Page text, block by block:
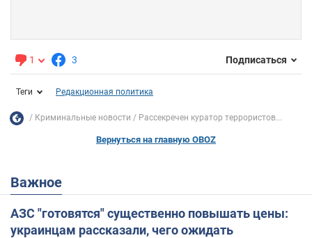
1 3 Подписаться
Теги Редакционная политика
Криминальные новости Рассекречен куратор террористов...
Вернуться на главную OBOZ
Важное
АЗС "готовятся" существенно повышать цены:
украинцам рассказали, чего ожидать